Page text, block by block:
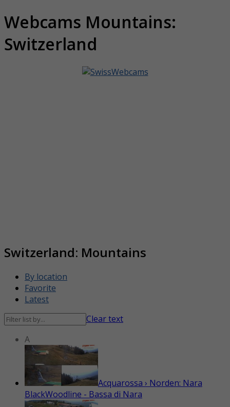
Webcams Mountains:
Switzerland
Switzerland: Mountains
By location
Favorite
Latest
Clear text
A
Acquarossa › Norden: Nara
BlackWoodline - Bassa di Nara